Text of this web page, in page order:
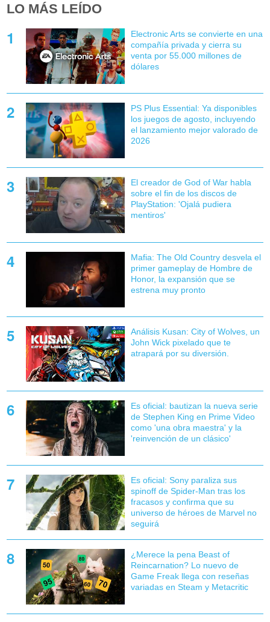
LO MÁS LEÍDO
Electronic Arts se convierte en una
compañía privada y cierra su
venta por 55.000 millones de
dólares
PS Plus Essential: Ya disponibles
los juegos de agosto, incluyendo
el lanzamiento mejor valorado de
2026
El creador de God of War habla
sobre el fin de los discos de
PlayStation: 'Ojalá pudiera
mentiros'
Mafia: The Old Country desvela el
primer gameplay de Hombre de
Honor, la expansión que se
estrena muy pronto
Análisis Kusan: City of Wolves, un
John Wick pixelado que te
atrapará por su diversión.
Es oficial: bautizan la nueva serie
de Stephen King en Prime Video
como 'una obra maestra' y la
'reinvención de un clásico'
Es oficial: Sony paraliza sus
spinoff de Spider-Man tras los
fracasos y confirma que su
universo de héroes de Marvel no
seguirá
¿Merece la pena Beast of
Reincarnation? Lo nuevo de
Game Freak llega con reseñas
variadas en Steam y Metacritic